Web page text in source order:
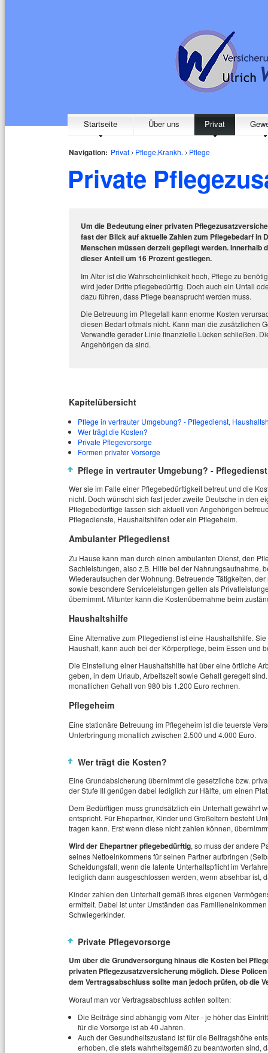
Startseite Über uns Privat
Navigation: Privat Pflege,Krankh. Pflege
Private
Um die Bedeutung einer privaten
fast der Blick auf aktuelle Zahlen zum Pflegebedarf in
Menschen müssen derzeit gepflegt werden. Innerhalb
dieser Anteil um 16 Prozent gestiegen.
Im Alter ist die Wahrscheinlichkeit hoch, Pflege zu
wird jeder Dritte pflegebedürftig. Doch auch ein Unfall
dazu führen, dass Pflege beansprucht werden muss.
Die Betreuung im Pflegefall kann enorme Kosten
diesen Bedarf oftmals nicht. Kann man die zusätzlichen
Verwandte gerader Linie finanzielle Lücken schließen.
Angehörigen da sind.
Kapitelübersicht
Pflege in vertrauter Umgebung? - Pflegedienst,
Wer trägt die Kosten?
Private Pflegevorsorge
Formen privater Vorsorge
Pflege in vertrauter Umgebung? -
Wer sie im Falle einer Pflegebedürftigkeit betreut und die
nicht. Doch wünscht sich fast jeder zweite Deutsche in den
Pflegebedürftige lassen sich aktuell von Angehörigen
Pflegedienste, Haushaltshilfen oder ein Pflegeheim.
Ambulanter Pflegedienst
Zu Hause kann man durch einen ambulanten Dienst, den
Sachleistungen, also z.B. Hilfe bei der Nahrungsaufnahme,
Wiederaufsuchen der Wohnung. Betreuende Tätigkeiten,
sowie besondere Serviceleistungen gelten als
übernimmt. Mitunter kann die Kostenübernahme beim
Haushaltshilfe
Eine Alternative zum Pflegedienst ist eine Haushaltshilfe.
Haushalt, kann auch bei der Körperpflege, beim Essen und
Die Einstellung einer Haushaltshilfe hat über eine örtliche
geben, in dem Urlaub, Arbeitszeit sowie Gehalt geregelt
monatlichen Gehalt von 980 bis 1.200 Euro rechnen.
Pflegeheim
Eine stationäre Betreuung im Pflegeheim ist die teuerste
Unterbringung monatlich zwischen 2.500 und 4.000 Euro.
Wer trägt die Kosten?
Eine Grundabsicherung übernimmt die gesetzliche bzw.
der Stufe III genügen dabei lediglich zur Hälfte, um einen
Dem Bedürftigen muss grundsätzlich ein Unterhalt gewährt
entspricht. Für Ehepartner, Kinder und Großeltern besteht
tragen kann. Erst wenn diese nicht zahlen können,
Wird der Ehepartner pflegebedürftig, so muss der andere
seines Nettoeinkommens für seinen Partner aufbringen
Scheidungsfall, wenn die latente Unterhaltspflicht im
lediglich dann ausgeschlossen werden, wenn absehbar ist,
Kinder zahlen den Unterhalt gemäß ihres eigenen
ermittelt. Dabei ist unter Umständen das
Schwiegerkinder.
Private Pflegevorsorge
Um über die Grundversorgung hinaus die Kosten bei
privaten Pflegezusatzversicherung möglich. Diese
dem Vertragsabschluss sollte man jedoch prüfen, ob die
Worauf man vor Vertragsabschluss achten sollten:
Die Beiträge sind abhängig vom Alter - je höher das
für die Vorsorge ist ab 40 Jahren.
Auch der Gesundheitszustand ist für die Beitragshöhe
erhoben, die stets wahrheitsgemäß zu beantworten sind,